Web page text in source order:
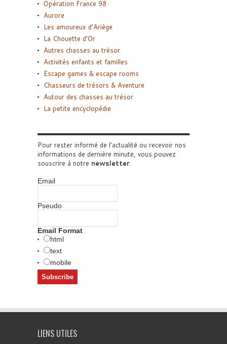
Opération France 98
Aurore
Les amoureux d’Ariège
La Chouette d’Or
Autres chasses au trésor
Activités enfants et familles
Escape games & escape rooms
Chasseurs de trésors & Aventure
Autour des chasses au trésor
La petite encyclopédie
Pour rester informé de l'actualité ou recevoir nos
informations de dernière minute, vous pouvez
souscrire à notre newsletter.
Email
Pseudo
Email Format
html
text
mobile
LIENS UTILES